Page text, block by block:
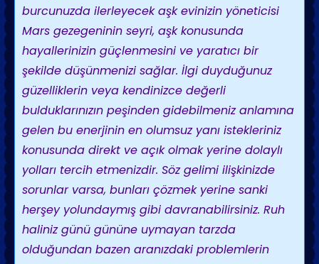
burcunuzda ilerleyecek aşk evinizin yöneticisi
Mars gezegeninin seyri, aşk konusunda
hayallerinizin güçlenmesini ve yaratıcı bir
şekilde düşünmenizi sağlar. İlgi duyduğunuz
güzelliklerin veya kendinizce değerli
bulduklarınızın peşinden gidebilmeniz anlamına
gelen bu enerjinin en olumsuz yanı istekleriniz
konusunda direkt ve açık olmak yerine dolaylı
yolları tercih etmenizdir. Söz gelimi ilişkinizde
sorunlar varsa, bunları çözmek yerine sanki
herşey yolundaymış gibi davranabilirsiniz. Ruh
haliniz günü gününe uymayan tarzda
olduğundan bazen aranızdaki problemlerin